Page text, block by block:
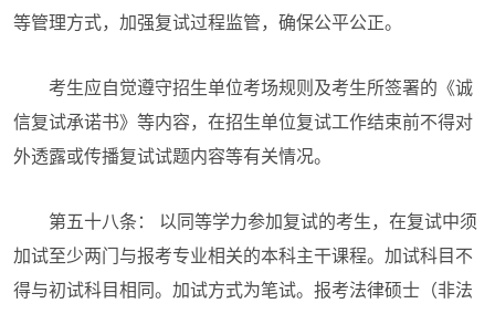
等管理方式，加强复试过程监管，确保公平公正。
考生应自觉遵守招生单位考场规则及考生所签署的《诚
信复试承诺书》等内容，在招生单位复试工作结束前不得对
外透露或传播复试试题内容等有关情况。
第五十八条： 以同等学力参加复试的考生，在复试中须
加试至少两门与报考专业相关的本科主干课程。加试科目不
得与初试科目相同。加试方式为笔试。报考法律硕士（非法